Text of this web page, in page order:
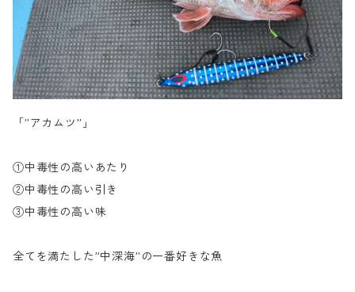
「”アカムツ”」
①中毒性の高いあたり
②中毒性の高い引き
③中毒性の高い味
全てを満たした”中深海”の一番好きな魚